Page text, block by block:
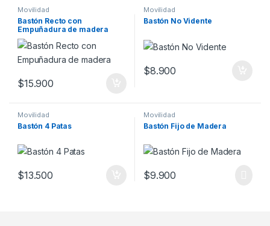
Movilidad
Bastón Recto con
Empuñadura de madera
$15.900
Movilidad
Bastón No Vidente
$8.900
Movilidad
Bastón 4 Patas
$13.500
Movilidad
Bastón Fijo de Madera
$9.900